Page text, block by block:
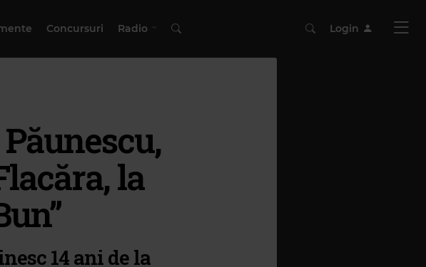
Concursuri Radio Login
la
14 ani de la